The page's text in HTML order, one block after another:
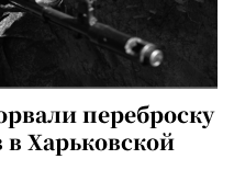
переброску
в Харьковской